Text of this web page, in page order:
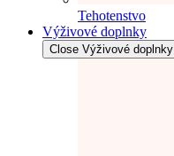
Tehotenstvo
Výživové doplnky
Close Výživové doplnky